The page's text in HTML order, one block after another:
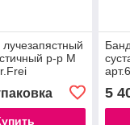
р-р M
5